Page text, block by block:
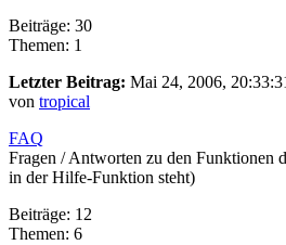
Beiträge: 30
Themen: 1
Letzter Beitrag: Mai 24, 2006,
von tropical
FAQ
Fragen / Antworten zu den Funktionen
in der Hilfe-Funktion steht)
Beiträge: 12
Themen: 6